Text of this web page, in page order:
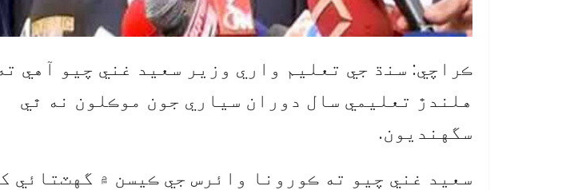
ڪراچي: سنڌ جي تعليم واري وزير سعيد غني چيو آهي
هلندڙ تعليمي سال دوران سياري جون موڪلون نه ٿي
سگهنديون.
سعيد غني چيو ته ڪورونا وائرس جي ڪيسن ۾ گهٽتائي